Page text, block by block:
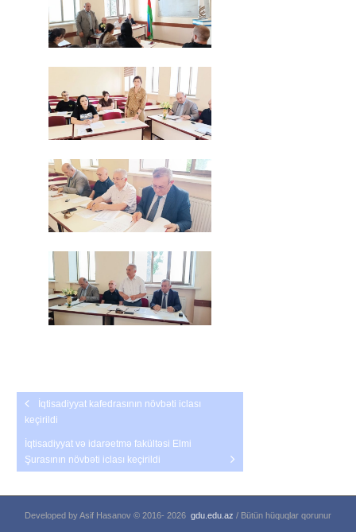
İqtisadiyyat kafedrasının növbəti iclası
keçirildi
İqtisadiyyat və idarəetmə fakültəsi Elmi
Şurasının növbəti iclası keçirildi
Developed by Asif Hasanov © 2016- 2026 gdu.edu.az / Bütün hüquqlar qorunur